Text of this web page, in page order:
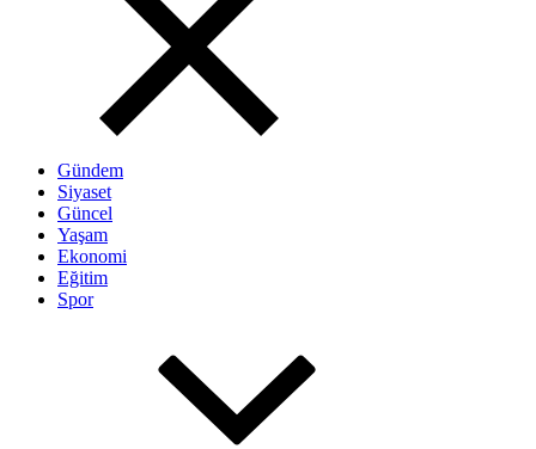
Gündem
Siyaset
Güncel
Yaşam
Ekonomi
Eğitim
Spor